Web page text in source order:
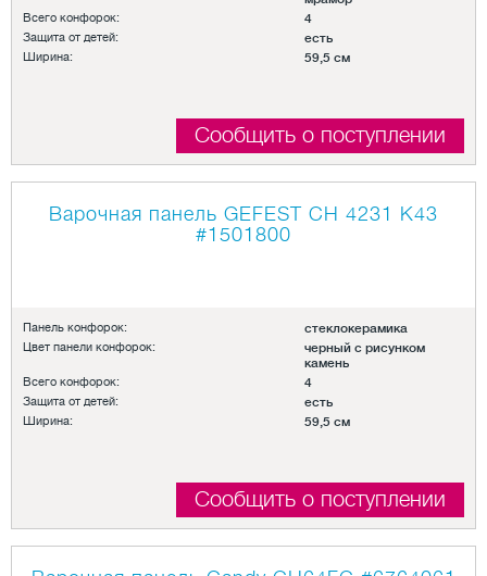
Всего конфорок: 4
Защита от детей: есть
Ширина: 59,5 см
Сообщить о поступлении
Варочная панель GEFEST СН 4231 К43
#1501800
Панель конфорок: стеклокерамика
Цвет панели конфорок:
черный с рисунком
камень
Всего конфорок: 4
Защита от детей: есть
Ширина: 59,5 см
Сообщить о поступлении